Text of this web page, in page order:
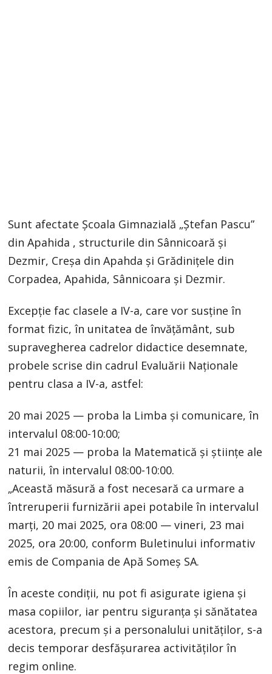
Sunt afectate Școala Gimnazială „Ștefan Pascu”
din Apahida , structurile din Sânnicoară și
Dezmir, Creșa din Apahda și Grădinițele din
Corpadea, Apahida, Sânnicoara și Dezmir.
Excepție fac clasele a IV-a, care vor susține în
format fizic, în unitatea de învățământ, sub
supravegherea cadrelor didactice desemnate,
probele scrise din cadrul Evaluării Naționale
pentru clasa a IV-a, astfel:
20 mai 2025 — proba la Limba și comunicare, în
intervalul 08:00-10:00;
21 mai 2025 — proba la Matematică și științe ale
naturii, în intervalul 08:00-10:00.
„Această măsură a fost necesară ca urmare a
întreruperii furnizării apei potabile în intervalul
marți, 20 mai 2025, ora 08:00 — vineri, 23 mai
2025, ora 20:00, conform Buletinului informativ
emis de Compania de Apă Someș SA.
În aceste condiții, nu pot fi asigurate igiena și
masa copiilor, iar pentru siguranța și sănătatea
acestora, precum și a personalului unităților, s-a
decis temporar desfășurarea activităților în
regim online.